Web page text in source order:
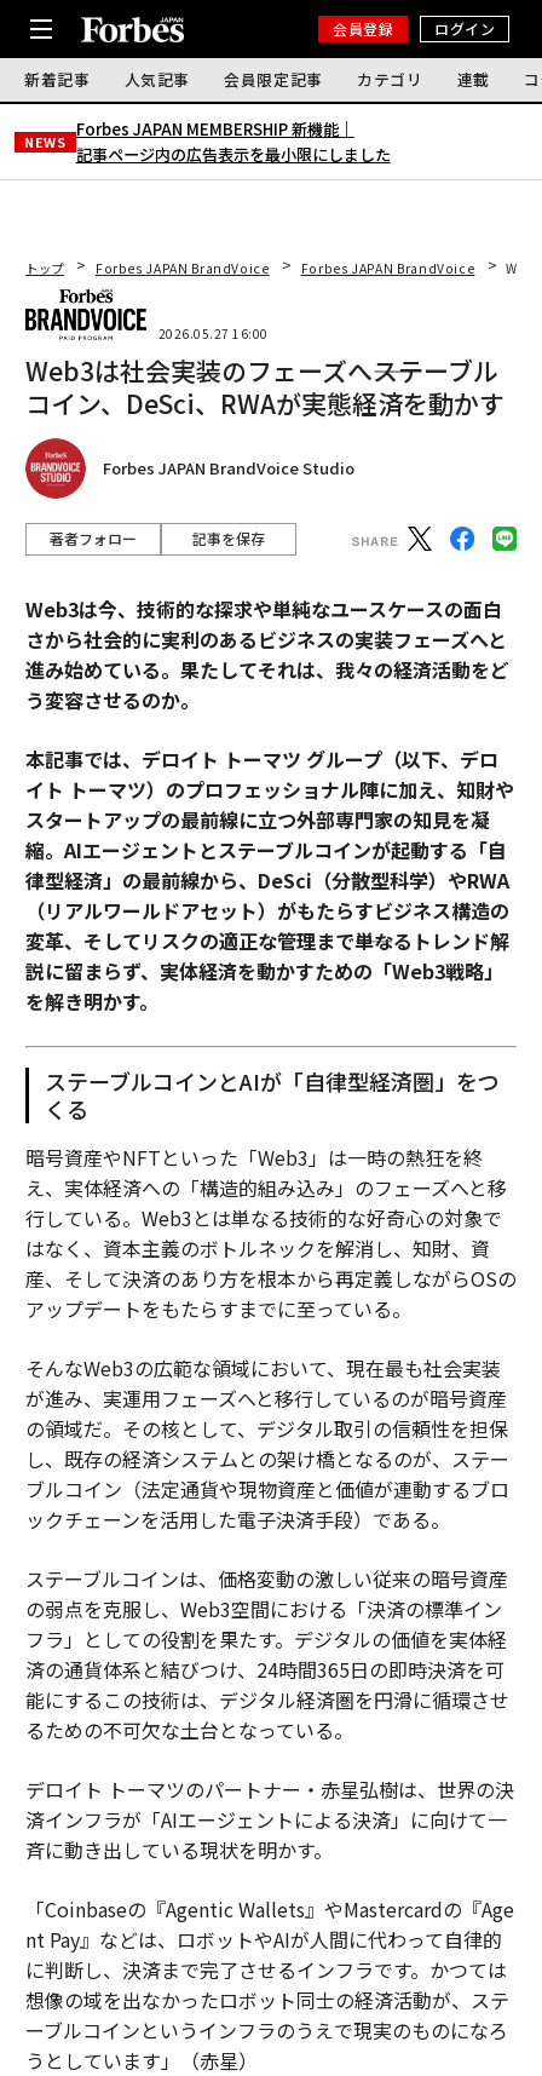
会員登録 ログイン
新着記事 人気記事 会員限定記事 カテゴリ 連載
NEWS
Forbes JAPAN MEMBERSHIP 新機能｜
記事ページ内の広告表示を最小限にしました
トップ Forbes JAPAN BrandVoice Forbes JAPAN BrandVoice
2026.05.27 16:00
Web3は社会実装のフェーズへ――ステーブル
コイン、DeSci、RWAが実態経済を動かす
Forbes JAPAN BrandVoice Studio
著者フォロー 記事を保存
Web3は今、技術的な探求や単純なユースケースの面白
さから社会的に実利のあるビジネスの実装フェーズへと
進み始めている。果たしてそれは、我々の経済活動をど
う変容させるのか。
本記事では、デロイト トーマツ グループ（以下、デロ
イト トーマツ）のプロフェッショナル陣に加え、知財や
スタートアップの最前線に立つ外部専門家の知見を凝
縮。AIエージェントとステーブルコインが起動する「自
律型経済」の最前線から、DeSci（分散型科学）やRWA
（リアルワールドアセット）がもたらすビジネス構造の
変革、そしてリスクの適正な管理まで――単なるトレンド解
説に留まらず、実体経済を動かすための「Web3戦略」
を解き明かす。
ステーブルコインとAIが「自律型経済圏」をつ
くる
暗号資産やNFTといった「Web3」は一時の熱狂を終
え、実体経済への「構造的組み込み」のフェーズへと移
行している。Web3とは単なる技術的な好奇心の対象で
はなく、資本主義のボトルネックを解消し、知財、資
産、そして決済のあり方を根本から再定義しながらOSの
アップデートをもたらすまでに至っている。
そんなWeb3の広範な領域において、現在最も社会実装
が進み、実運用フェーズへと移行しているのが暗号資産
の領域だ。その核として、デジタル取引の信頼性を担保
し、既存の経済システムとの架け橋となるのが、ステー
ブルコイン（法定通貨や現物資産と価値が連動するブロ
ックチェーンを活用した電子決済手段）である。
ステーブルコインは、価格変動の激しい従来の暗号資産
の弱点を克服し、Web3空間における「決済の標準イン
フラ」としての役割を果たす。デジタルの価値を実体経
済の通貨体系と結びつけ、24時間365日の即時決済を可
能にするこの技術は、デジタル経済圏を円滑に循環させ
るための不可欠な土台となっている。
デロイト トーマツのパートナー・赤星弘樹は、世界の決
済インフラが「AIエージェントによる決済」に向けて一
斉に動き出している現状を明かす。
「Coinbaseの『Agentic Wallets』やMastercardの『Age
nt Pay』などは、ロボットやAIが人間に代わって自律的
に判断し、決済まで完了させるインフラです。かつては
想像の域を出なかったロボット同士の経済活動が、ステ
ーブルコインというインフラのうえで現実のものになろ
うとしています」（赤星）